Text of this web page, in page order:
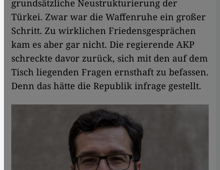
grundsätzliche Neustrukturierung der
Türkei. Zwar war die Waffenruhe ein großer
Schritt. Zu wirklichen Friedensgesprächen
kam es aber gar nicht. Die regierende AKP
schreckte davor zurück, sich mit den auf dem
Tisch liegenden Fragen ernsthaft zu befassen.
Denn das hätte die Republik infrage gestellt.